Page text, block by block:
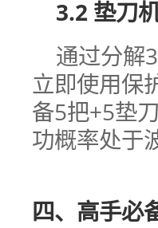
3.2 垫刀
通过分解
立即使用保
备5把+5垫
功概率处于
四、高手必